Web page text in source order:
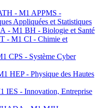
- M1 APPMS -
Appliquées et Statistiques
- M1 BH - Biologie et Santé
- M1 CI - Chimie et
CPS - Système Cyber
HEP - Physique des Hautes
IES - Innovation, Entreprise